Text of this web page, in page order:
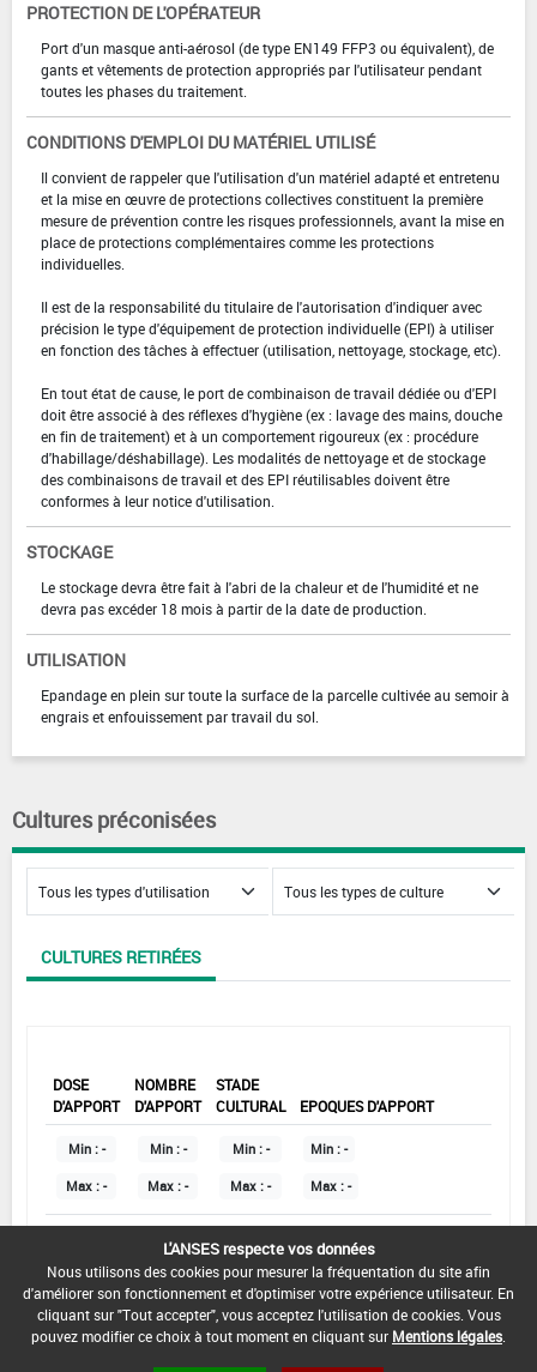
PROTECTION DE L'OPÉRATEUR
Port d'un masque anti-aérosol (de type EN149 FFP3 ou équivalent), de
gants et vêtements de protection appropriés par l'utilisateur pendant
toutes les phases du traitement.
CONDITIONS D'EMPLOI DU MATÉRIEL UTILISÉ
Il convient de rappeler que l'utilisation d'un matériel adapté et entretenu
et la mise en œuvre de protections collectives constituent la première
mesure de prévention contre les risques professionnels, avant la mise en
place de protections complémentaires comme les protections
individuelles.
Il est de la responsabilité du titulaire de l'autorisation d'indiquer avec
précision le type d'équipement de protection individuelle (EPI) à utiliser
en fonction des tâches à effectuer (utilisation, nettoyage, stockage, etc).
En tout état de cause, le port de combinaison de travail dédiée ou d'EPI
doit être associé à des réflexes d'hygiène (ex : lavage des mains, douche
en fin de traitement) et à un comportement rigoureux (ex : procédure
d'habillage/déshabillage). Les modalités de nettoyage et de stockage
des combinaisons de travail et des EPI réutilisables doivent être
conformes à leur notice d'utilisation.
STOCKAGE
Le stockage devra être fait à l'abri de la chaleur et de l'humidité et ne
devra pas excéder 18 mois à partir de la date de production.
UTILISATION
Epandage en plein sur toute la surface de la parcelle cultivée au semoir à
engrais et enfouissement par travail du sol.
Cultures préconisées
CULTURES RETIRÉES
DOSE
D'APPORT
NOMBRE
D'APPORT
STADE
CULTURAL
EPOQUES D'APPORT
Min : -
Max : -
Min : -
Max : -
Min : -
Max : -
Min : -
Max : -
DATE DE RETRAIT DE L'USAGE :
-
COMMENTAIRE :
L'ANSES respecte vos données
Nous utilisons des cookies pour mesurer la fréquentation du site afin
d'améliorer son fonctionnement et d'optimiser votre expérience utilisateur. En
cliquant sur "Tout accepter", vous acceptez l'utilisation de cookies. Vous
pouvez modifier ce choix à tout moment en cliquant sur Mentions légales